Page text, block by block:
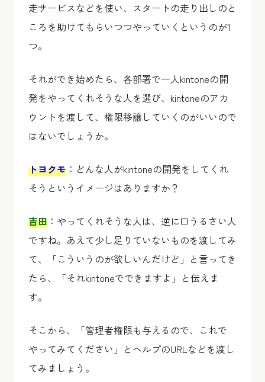
走サービスなどを使い、スタートの走り出しのと
ころを助けてもらいつつやっていくというのが1
つ。
それができ始めたら、各部署で一人kintoneの開
発をやってくれそうな人を選び、kintoneのアカ
ウントを渡して、権限移譲していくのがいいので
はないでしょうか。
トヨクモ ：どんな人がkintoneの開発をしてくれ
そうというイメージはありますか？
吉田 ：やってくれそうな人は、逆に口うるさい人
ですね。あえて少し足りていないものを渡してみ
て、「こういうのが欲しいんだけど」と言ってき
たら、「それkintoneでできますよ」と伝えま
す。
そこから、「管理者権限も与えるので、これで
やってみてください」とヘルプのURLなどを渡し
てみましょう。